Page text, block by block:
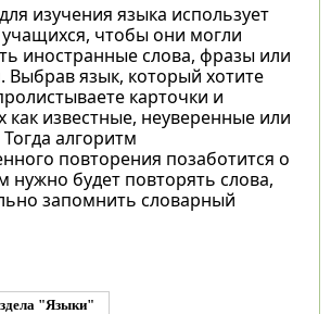
изучения языка использует
учащихся, чтобы они могли
иностранные слова, фразы или
Выбрав язык, который хотите
карточки и
как известные, неуверенные или
алгоритм
повторения позаботится о
нужно будет повторять слова,
запомнить словарный
"Языки"